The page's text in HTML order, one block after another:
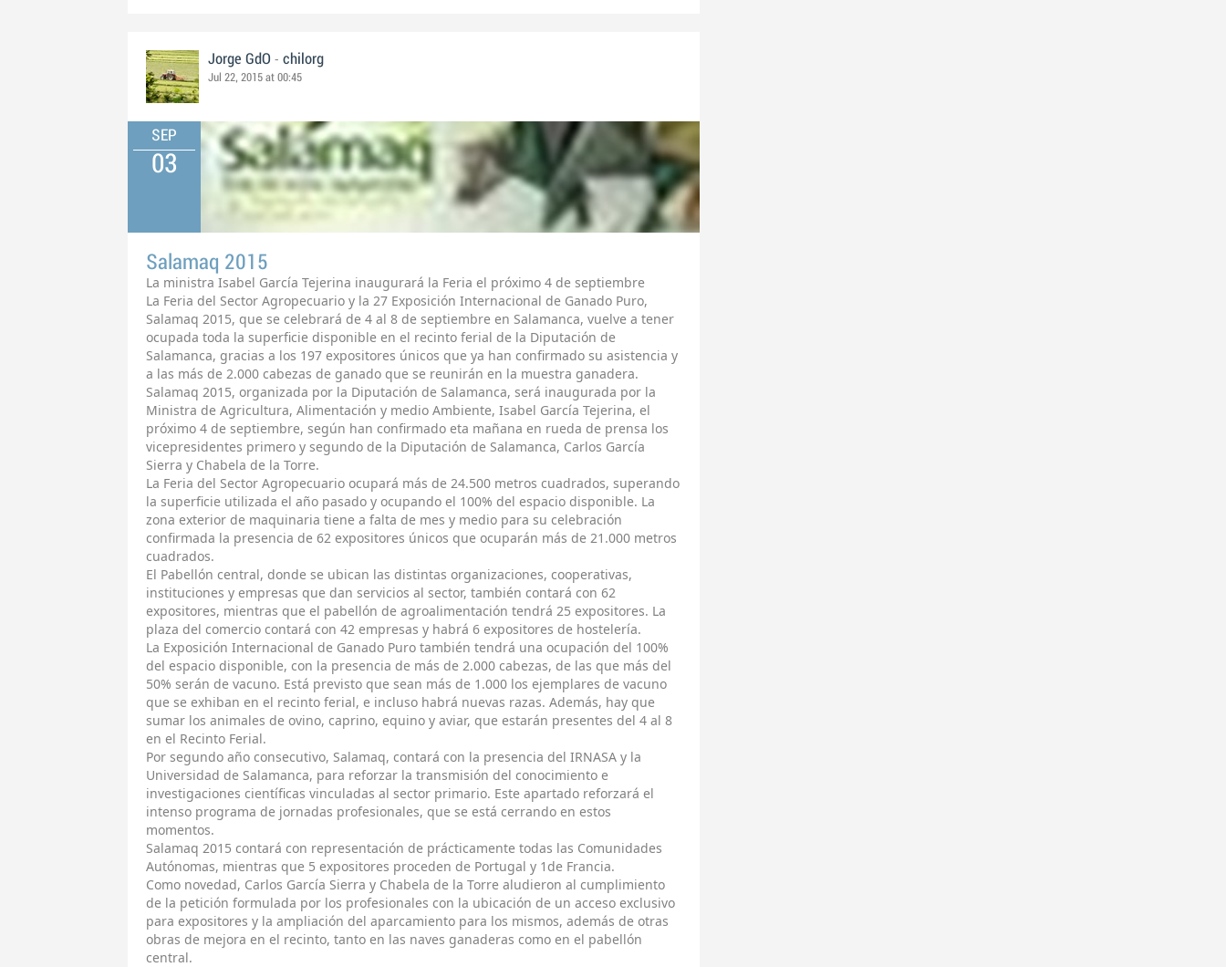
Jorge GdO - chilorg
Jul 22, 2015 at 00:45
SEP
03
Salamaq 2015
La ministra Isabel García Tejerina inaugurará la Feria el próximo 4 de septiembre
La Feria del Sector Agropecuario y la 27 Exposición Internacional de Ganado Puro,
Salamaq 2015, que se celebrará de 4 al 8 de septiembre en Salamanca, vuelve a tener
ocupada toda la superficie disponible en el recinto ferial de la Diputación de
Salamanca, gracias a los 197 expositores únicos que ya han confirmado su asistencia y
a las más de 2.000 cabezas de ganado que se reunirán en la muestra ganadera.
Salamaq 2015, organizada por la Diputación de Salamanca, será inaugurada por la
Ministra de Agricultura, Alimentación y medio Ambiente, Isabel García Tejerina, el
próximo 4 de septiembre, según han confirmado eta mañana en rueda de prensa los
vicepresidentes primero y segundo de la Diputación de Salamanca, Carlos García
Sierra y Chabela de la Torre.
La Feria del Sector Agropecuario ocupará más de 24.500 metros cuadrados, superando
la superficie utilizada el año pasado y ocupando el 100% del espacio disponible. La
zona exterior de maquinaria tiene a falta de mes y medio para su celebración
confirmada la presencia de 62 expositores únicos que ocuparán más de 21.000 metros
cuadrados.
El Pabellón central, donde se ubican las distintas organizaciones, cooperativas,
instituciones y empresas que dan servicios al sector, también contará con 62
expositores, mientras que el pabellón de agroalimentación tendrá 25 expositores. La
plaza del comercio contará con 42 empresas y habrá 6 expositores de hostelería.
La Exposición Internacional de Ganado Puro también tendrá una ocupación del 100%
del espacio disponible, con la presencia de más de 2.000 cabezas, de las que más del
50% serán de vacuno. Está previsto que sean más de 1.000 los ejemplares de vacuno
que se exhiban en el recinto ferial, e incluso habrá nuevas razas. Además, hay que
sumar los animales de ovino, caprino, equino y aviar, que estarán presentes del 4 al 8
en el Recinto Ferial.
Por segundo año consecutivo, Salamaq, contará con la presencia del IRNASA y la
Universidad de Salamanca, para reforzar la transmisión del conocimiento e
investigaciones científicas vinculadas al sector primario. Este apartado reforzará el
intenso programa de jornadas profesionales, que se está cerrando en estos
momentos.
Salamaq 2015 contará con representación de prácticamente todas las Comunidades
Autónomas, mientras que 5 expositores proceden de Portugal y 1de Francia.
Como novedad, Carlos García Sierra y Chabela de la Torre aludieron al cumplimiento
de la petición formulada por los profesionales con la ubicación de un acceso exclusivo
para expositores y la ampliación del aparcamiento para los mismos, además de otras
obras de mejora en el recinto, tanto en las naves ganaderas como en el pabellón
central.